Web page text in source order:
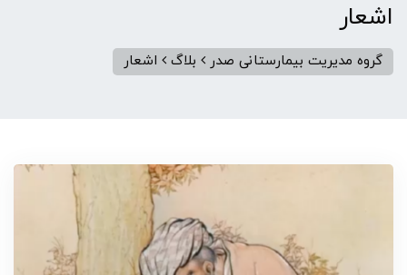
اشعار
گروه مدیریت بیمارستانی صدر بلاگ اشعار